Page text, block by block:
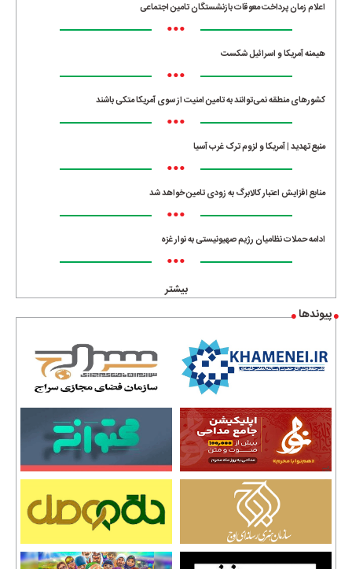
اعلام زمان پرداخت معوقات بازنشستگان تامین اجتماعی
•••
هیمنه آمریکا و اسرائیل شکست
•••
کشورهای منطقه نمی‌توانند به تامین امنیت از سوی آمریکا متکی باشند
•••
منبع تهدید | آمریکا و لزوم ترک غرب آسیا
•••
منابع افزایش اعتبار کالابرگ به زودی تامین خواهد شد
•••
ادامه حملات نظامیان رژیم صهیونیستی به نوار غزه
•••
بیشتر
پیوندها